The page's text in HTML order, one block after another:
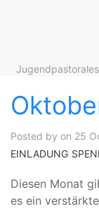
Posted by on 25
EINLADUNG
Diesen Monat
es ein